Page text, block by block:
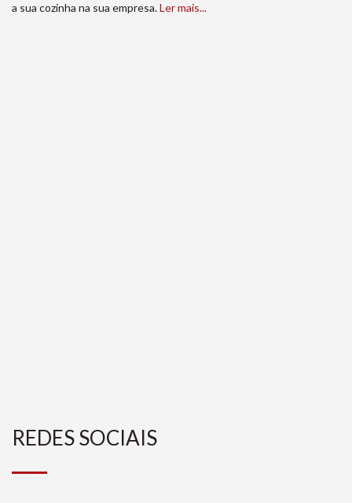
a sua cozinha na sua empresa.Ler mais...
REDES SOCIAIS